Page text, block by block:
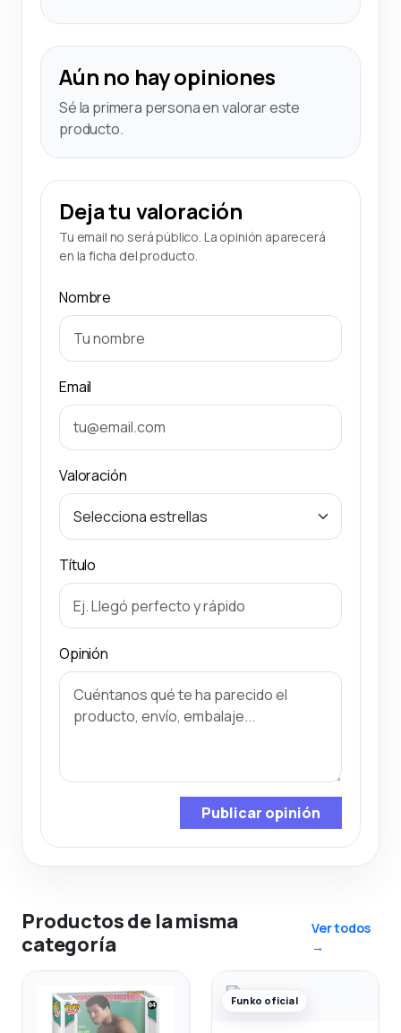
Aún no hay opiniones
Sé la primera persona en valorar este
producto.
Deja tu valoración
Tu email no será público. La opinión aparecerá
en la ficha del producto.
Nombre
Email
Valoración
Título
Opinión
Publicar opinión
Productos de la misma
categoría
Ver todos
→
Funko oficial